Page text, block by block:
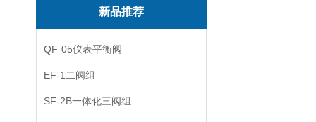
新品推荐
QF-05仪表平衡阀
EF-1二阀组
SF-2B一体化三阀组